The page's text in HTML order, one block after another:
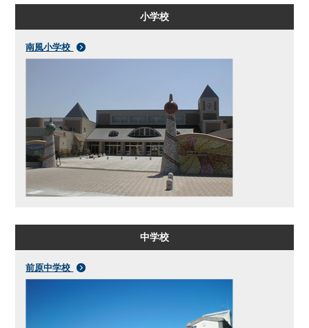
小学校
南風小学校
中学校
前原中学校